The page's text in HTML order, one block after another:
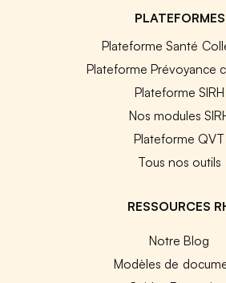
PLATEFORMES
Plateforme Santé
Plateforme Prévoyance
Plateforme SIRH
Nos modules
Plateforme QVT
Tous nos outils
RESSOURCES
Notre Blog
Modèles de